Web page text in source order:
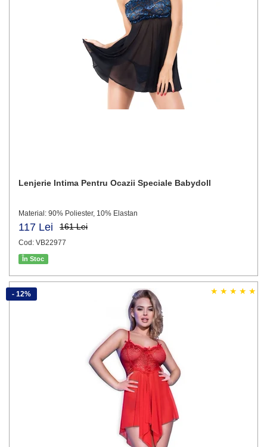
Lenjerie Intima Pentru Ocazii Speciale Babydoll
Material: 90% Poliester, 10% Elastan
117 Lei 161 Lei
Cod: VB22977
În Stoc
- 12%